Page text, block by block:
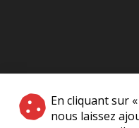
En cliquant sur
nous laissez
NOS